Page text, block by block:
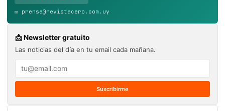
✉️ prensa@revistacero.com.uy
📩 Newsletter gratuito
Las noticias del día en tu email cada mañana.
Suscribirme